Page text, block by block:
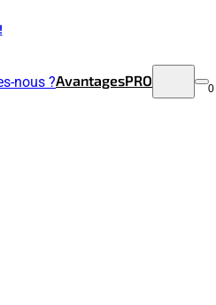
nous ?AvantagesPRO 0